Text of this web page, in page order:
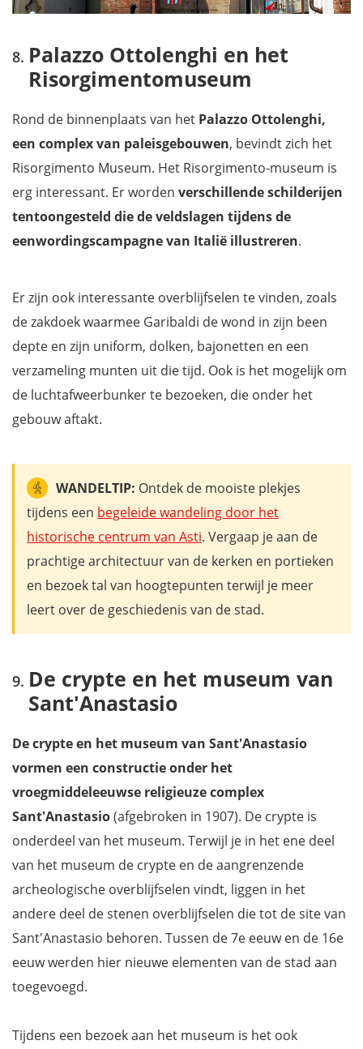
Palazzo Ottolenghi en het
Risorgimentomuseum
Rond de binnenplaats van het Palazzo Ottolenghi,
een complex van paleisgebouwen, bevindt zich het
Risorgimento Museum. Het Risorgimento-museum is
erg interessant. Er worden verschillende schilderijen
tentoongesteld die de veldslagen tijdens de
eenwordingscampagne van Italië illustreren.
Er zijn ook interessante overblijfselen te vinden, zoals
de zakdoek waarmee Garibaldi de wond in zijn been
depte en zijn uniform, dolken, bajonetten en een
verzameling munten uit die tijd. Ook is het mogelijk om
de luchtafweerbunker te bezoeken, die onder het
gebouw aftakt.
WANDELTIP: Ontdek de mooiste plekjes
tijdens een begeleide wandeling door het
historische centrum van Asti. Vergaap je aan de
prachtige architectuur van de kerken en portieken
en bezoek tal van hoogtepunten terwijl je meer
leert over de geschiedenis van de stad.
De crypte en het museum van
Sant'Anastasio
De crypte en het museum van Sant'Anastasio
vormen een constructie onder het
vroegmiddeleeuwse religieuze complex
Sant'Anastasio(afgebroken in 1907). De crypte is
onderdeel van het museum. Terwijl je in het ene deel
van het museum de crypte en de aangrenzende
archeologische overblijfselen vindt, liggen in het
andere deel de stenen overblijfselen die tot de site van
Sant'Anastasio behoren. Tussen de 7e eeuw en de 16e
eeuw werden hier nieuwe elementen van de stad aan
toegevoegd.
Tijdens een bezoek aan het museum is het ook